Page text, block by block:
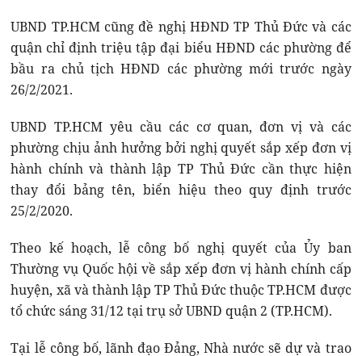
UBND TP.HCM cũng đề nghị HĐND TP Thủ Đức và các
quận chỉ định triệu tập đại biểu HĐND các phường để
bầu ra chủ tịch HĐND các phường mới trước ngày
26/2/2021.
UBND TP.HCM yêu cầu các cơ quan, đơn vị và các
phường chịu ảnh hưởng bởi nghị quyết sắp xếp đơn vị
hành chính và thành lập TP Thủ Đức cần thực hiện
thay đổi bảng tên, biển hiệu theo quy định trước
25/2/2020.
Theo kế hoạch, lễ công bố nghị quyết của Ủy ban
Thường vụ Quốc hội về sắp xếp đơn vị hành chính cấp
huyện, xã và thành lập TP Thủ Đức thuộc TP.HCM được
tổ chức sáng 31/12 tại trụ sở UBND quận 2 (TP.HCM).
Tại lễ công bố, lãnh đạo Đảng, Nhà nước sẽ dự và trao